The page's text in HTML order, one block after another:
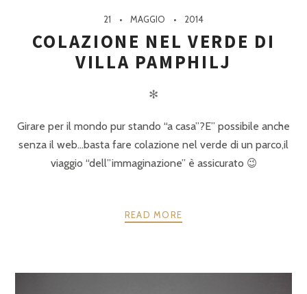
21 MAGGIO 2014
COLAZIONE NEL VERDE DI
VILLA PAMPHILJ
✻
Girare per il mondo pur stando “a casa”?E” possibile anche
senza il web…basta fare colazione nel verde di un parco,il
viaggio “dell”immaginazione” è assicurato 😉
READ MORE